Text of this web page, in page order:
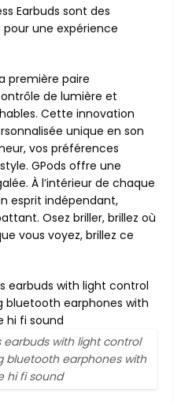
Earbuds sont des
une expérience
première paire
de lumière et
Cette innovation
unique en son
vos préférences
GPods offre une
À l’intérieur de chaque
esprit indépendant,
Osez briller, brillez où
vous voyez, brillez ce
with light control
bluetooth earphones with
hi fi sound